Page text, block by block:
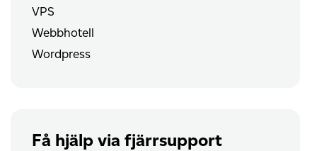
VPS
Webbhotell
Wordpress
Få hjälp via fjärrsupport